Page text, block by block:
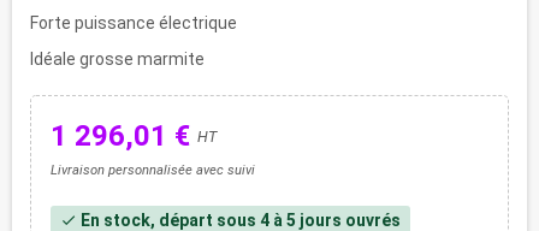
Forte puissance électrique
Idéale grosse marmite
1 296,01 € HT
Livraison personnalisée avec suivi
check En stock, départ sous 4 à 5 jours ouvrés